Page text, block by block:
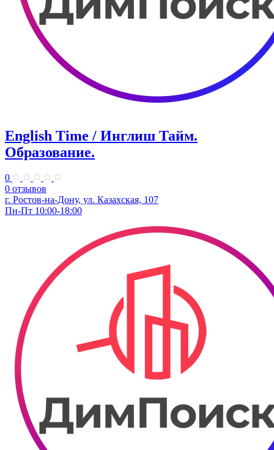
English Time / Инглиш Тайм.
Образование.
0
0 отзывов
г. Ростов-на-Дону, ул. Казахская, 107
Пн-Пт 10:00-18:00